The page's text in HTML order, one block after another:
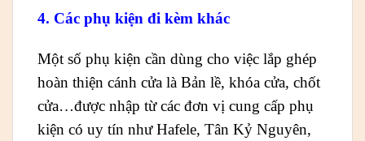
4. Các phụ kiện đi kèm khác
Một số phụ kiện cần dùng cho việc lắp ghép
hoàn thiện cánh cửa là Bản lề, khóa cửa, chốt
cửa…được nhập từ các đơn vị cung cấp phụ
kiện có uy tín như Hafele, Tân Kỷ Nguyên,